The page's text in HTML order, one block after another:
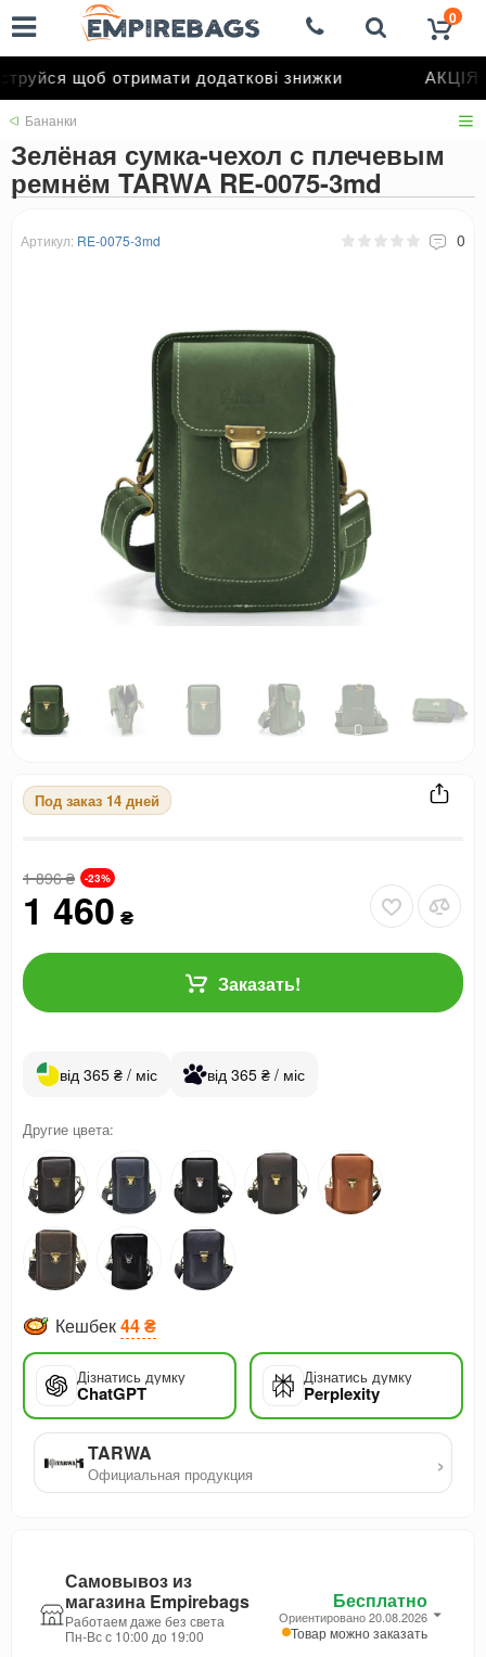
щоб отримати додаткові знижки АКЦІЯ
0
Бананки
Зелёная сумка-чехол с плечевым
ремнём TARWA RE-0075-3md
Артикул: RE-0075-3md 0
Под заказ 14 дней
1 896₴ -23%
1 460 ₴
Заказать!
від 365 ₴ / міс від 365 ₴ / міс
Другие цвета:
Кешбек44 ₴
Дізнатись думку
ChatGPT
Дізнатись думку
Perplexity
TARWA
Официальная продукция ›
Самовывоз из
магазина Empirebags
Работаем даже без света
Пн-Вс с 10:00 до 19:00
Бесплатно
Ориентировано 20.08.2026
Товар можно заказать